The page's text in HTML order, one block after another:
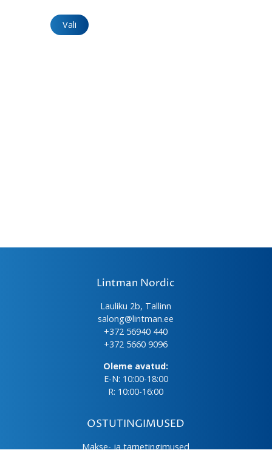
Vali
tootel
Lintman Nordic
Lauliku 2b, Tallinn
salong@lintman.ee
+372 56940 440
+372 5660 9096
Oleme avatud:
E-N: 10:00-18:00
R: 10:00-16:00
OSTUTINGIMUSED
Makse- ja tarnetingimused